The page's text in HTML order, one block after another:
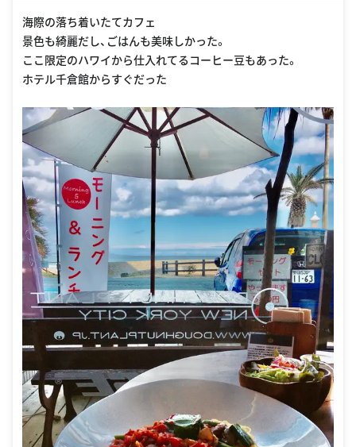
海際の落ち着いたてカフェ
景色も綺麗だし、ごはんも美味しかった。
ここ限定のハワイから仕入れてるコーヒー豆もあった。
ホテル千倉館からすぐだった